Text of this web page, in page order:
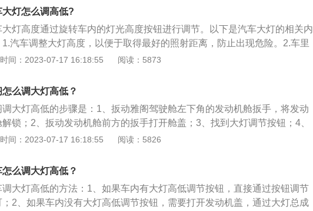
天色昏暗或者在地下停车场时应亮起此灯。2、会车时开启远光灯应切换为
灯。如对方车辆使用远光灯，可以通过快速变换远近光来提醒来车。3、傍
分天色稍暗时可开启示宽灯；夜间行车应开启近光灯；若天气状况良好，夜
城区道路行驶时不要开启远光灯或雾灯。4、众泰T700开启远光灯需要一个
条件：开启近光灯。
大灯怎么调高低?
大灯高度通过旋转车内的灯光高度按钮进行调节。以下是汽车大灯的相关内
1.汽车调整大灯高度，以便于取得最好的照射距离，防止出现危险。2.车里
灯高低调整按钮通常在方向盘的左侧。调整开关选用滚轮调整，滚轮上标识
灯光的高度可以依据驾驶员的使用习惯以及坐姿等多方面进行调整。
间：2023-07-17 16:18:55 阅读：5873
怎么调大灯高低？
调大灯高低的步骤是：1、扳动雅阁驾驶舱左下角的发动机舱扳手，将发动
解锁；2、扳动发动机舱前方的扳手打开舱盖；3、找到大灯调节按钮；4、
改锥调节螺丝，向上调节大灯照射会变高，向下调节大灯照射范围会变低。
米、宽1862毫米、高1449毫米，轴距为2830毫米，油箱容积为56升。
间：2023-07-17 16:18:55 阅读：5826
怎么调大灯高低？
调大灯高低的方法：1、如果车内有大灯高低调节按钮，直接通过按钮调节
；2、如果车内没有大灯高低调节按钮，需要打开发动机盖，通过大灯总成